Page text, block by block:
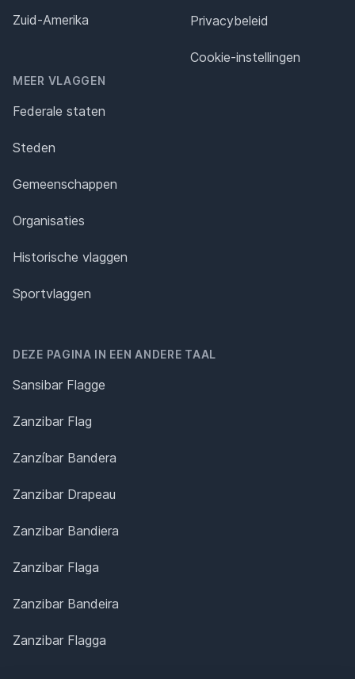
Zuid-Amerika
MEER VLAGGEN
Federale staten
Steden
Gemeenschappen
Organisaties
Historische vlaggen
Sportvlaggen
Privacybeleid
Cookie-instellingen
DEZE PAGINA IN EEN ANDERE TAAL
Sansibar Flagge
Zanzibar Flag
Zanzíbar Bandera
Zanzibar Drapeau
Zanzibar Bandiera
Zanzibar Flaga
Zanzibar Bandeira
Zanzibar Flagga